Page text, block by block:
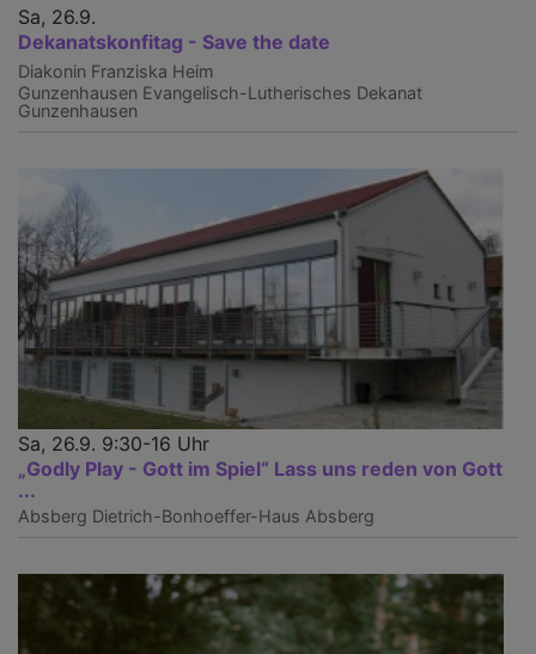
Sa, 26.9.
Dekanatskonfitag - Save the date
Diakonin Franziska Heim
Gunzenhausen Evangelisch-Lutherisches Dekanat
Gunzenhausen
Sa, 26.9. 9:30-16 Uhr
„Godly Play - Gott im Spiel“ Lass uns reden von Gott
...
Absberg Dietrich-Bonhoeffer-Haus Absberg